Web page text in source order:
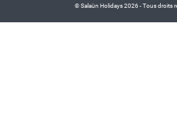
© Salaün Holidays 2026 - Tous droits